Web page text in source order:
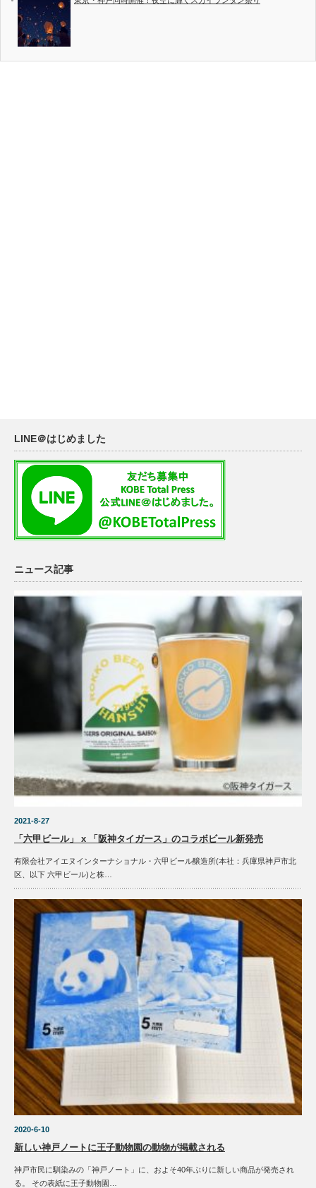
LINE＠はじめました
ニュース記事
2021-8-27
「六甲ビール」 x 「阪神タイガース」のコラボビール新発売
有限会社アイエヌインターナショナル・六甲ビール醸造所(本社：兵庫県神戸市北
区、以下 六甲ビール)と株…
2020-6-10
新しい神戸ノートに王子動物園の動物が掲載される
神戸市民に馴染みの「神戸ノート」に、およそ40年ぶりに新しい商品が発売され
る。 その表紙に王子動物園…